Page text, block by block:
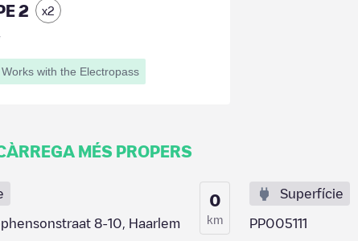
2 x2
Works with the Electropass
MÉS PROPERS
8-10, Haarlem
0
km
Superfície
PP005111